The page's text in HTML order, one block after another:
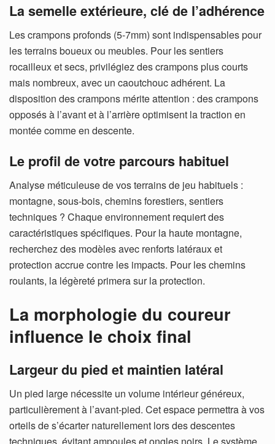
La semelle extérieure, clé de l’adhérence
Les crampons profonds (5-7mm) sont indispensables pour
les terrains boueux ou meubles. Pour les sentiers
rocailleux et secs, privilégiez des crampons plus courts
mais nombreux, avec un caoutchouc adhérent. La
disposition des crampons mérite attention : des crampons
opposés à l’avant et à l’arrière optimisent la traction en
montée comme en descente.
Le profil de votre parcours habituel
Analyse méticuleuse de vos terrains de jeu habituels :
montagne, sous-bois, chemins forestiers, sentiers
techniques ? Chaque environnement requiert des
caractéristiques spécifiques. Pour la haute montagne,
recherchez des modèles avec renforts latéraux et
protection accrue contre les impacts. Pour les chemins
roulants, la légèreté primera sur la protection.
La morphologie du coureur
influence le choix final
Largeur du pied et maintien latéral
Un pied large nécessite un volume intérieur généreux,
particulièrement à l’avant-pied. Cet espace permettra à vos
orteils de s’écarter naturellement lors des descentes